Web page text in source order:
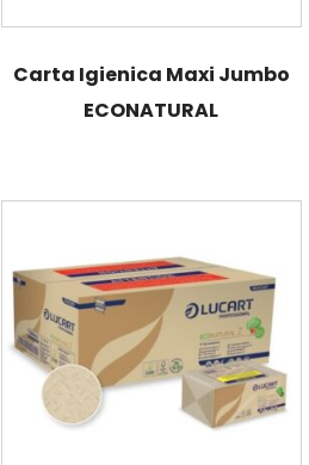
Carta Igienica Maxi Jumbo
ECONATURAL